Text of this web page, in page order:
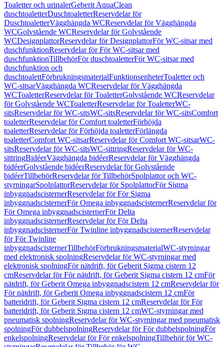
Toaletter och urinalerGeberit AquaClean
duschtoaletterDuschtoaletterReservdelar för
DuschtoaletterVägghängda WCReservdelar för Vägghängda
WCGolvstående WCReservdelar för Golvstående
WCDesignplattorReservdelar för DesignplattorFör WC-sitsar med
duschfunktionReservdelar för För WC-sitsar med
duschfunktionTillbehörFör duschtoaletterFör WC-sitsar med
duschfunktion och
duschtoalettFörbrukningsmaterialFunktionsenheterToaletter och
WC-sitsarVägghängda WCReservdelar för Vägghängda
WCToaletterReservdelar för ToaletterGolvstående WCReservdelar
för Golvstående WCToaletterReservdelar för ToaletterWC-
sitsReservdelar för WC-sitsWC-sitsReservdelar för WC-sitsComfort
toaletterReservdelar för Comfort toaletterFörhöjda
toaletterReservdelar för Förhöjda toaletterFörlängda
toaletterComfort WC-sitsarReservdelar för Comfort WC-sitsarWC-
sitsReservdelar för WC-sitsWC-sittringReservdelar för WC-
sittringBidéerVägghängda bidéerReservdelar för Vägghängda
bidéerGolvstående bidéerReservdelar för Golvstående
bidéerTillbehörReservdelar för TillbehörSpolplattor och WC-
styrningarSpolplattorReservdelar för SpolplattorFör Sigma
inbyggnadscisternerReservdelar för För Sigma
inbyggnadscisternerFör Omega inbyggnadscisternerReservdelar för
För Omega inbyggnadscisternerFör Delta
inbyggnadscisternerReservdelar för För Delta
inbyggnadscisternerFör Twinline inbyggnadscisternerReservdelar
för För Twinline
inbyggnadscisternerTillbehörFörbrukningsmaterialWC-styrningar
med elektronisk spolningReservdelar för WC-styrningar med
elektronisk spolningFör nätdrift, för Geberit Sigma cistern 12
cmReservdelar för För nätdrift, för Geberit Sigma cistern 12 cmFör
nätdrift, för Geberit Omega inbyggnadscistern 12 cmReservdelar för
För nätdrift, för Geberit Omega inbyggnadscistern 12 cmFör
batteridrift, för Geberit Sigma cistern 12 cmReservdelar för För
batteridrift, för Geberit Sigma cistern 12 cmWC-styrningar med
pneumatisk spolningReservdelar för WC-styrningar med pneumatisk
spolningFör dubbelspolningReservdelar för För dubbelspolningFör
enkelspolningReservdelar för För enkelspolningTillbehör för WC-